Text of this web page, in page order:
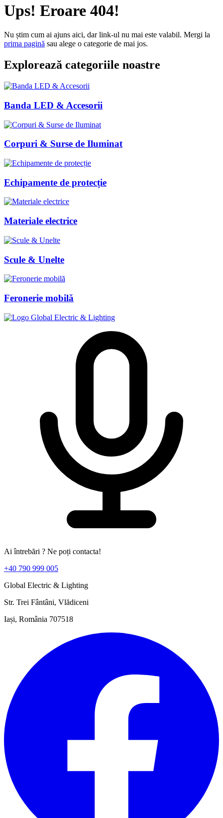
Ups! Eroare 404!
Nu știm cum ai ajuns aici, dar link-ul nu mai este valabil. Mergi la
prima pagină sau alege o categorie de mai jos.
Explorează categoriile noastre
Banda LED & Accesorii
Corpuri & Surse de Iluminat
Echipamente de protecție
Materiale electrice
Scule & Unelte
Feronerie mobilă
Ai întrebări ? Ne poți contacta!
+40 790 999 005
Global Electric & Lighting
Str. Trei Fântâni, Vlădiceni
Iași, România 707518